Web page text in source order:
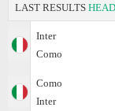
LAST RESULTS
Inter
Como
Como
Inter